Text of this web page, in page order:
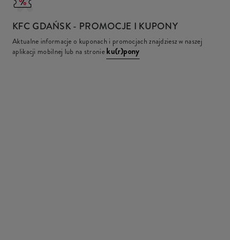
KFC GDAŃSK - PROMOCJE I KUPONY
Aktualne informacje o kuponach i promocjach znajdziesz w naszej
aplikacji mobilnej lub na stronie ku(r)pony